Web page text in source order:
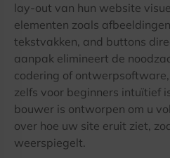
lay-out van hun website
elementen zoals
tekstvakken, and buttons
aanpak elimineert de
codering of
zelfs voor beginners intuïtief
bouwer is ontworpen om u
over hoe uw site eruit ziet,
weerspiegelt.